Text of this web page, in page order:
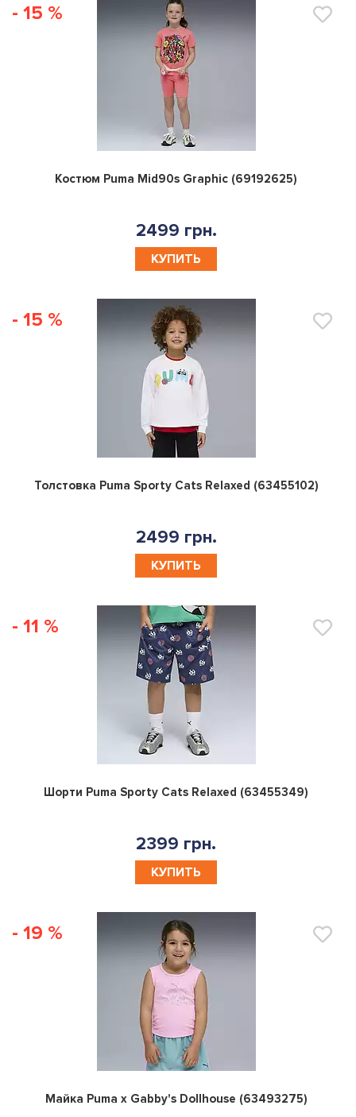
- 15 %
0
Костюм Puma Mid90s Graphic (69192625)
2499 грн.
КУПИТЬ
- 15 %
0
Толстовка Puma Sporty Cats Relaxed (63455102)
2499 грн.
КУПИТЬ
- 11 %
0
Шорти Puma Sporty Cats Relaxed (63455349)
2399 грн.
КУПИТЬ
- 19 %
0
Майка Puma x Gabby's Dollhouse (63493275)